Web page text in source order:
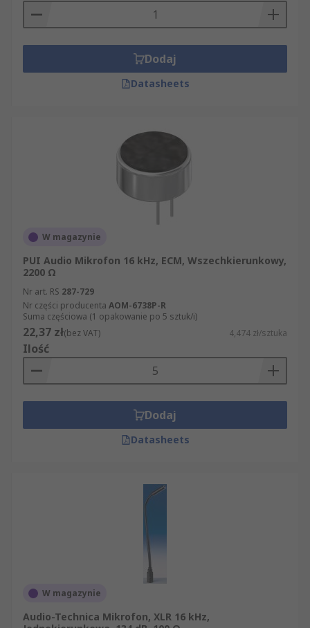
Dodaj
Datasheets
W magazynie
PUI Audio Mikrofon 16 kHz, ECM, Wszechkierunkowy,
2200 Ω
Nr art. RS 287-729
Nr części producenta AOM-6738P-R
Suma częściowa (1 opakowanie po 5 sztuk/i)
22,37 zł(bez VAT) 4,474 zł/sztuka
Ilość
Dodaj
Datasheets
W magazynie
Audio-Technica Mikrofon, XLR 16 kHz,